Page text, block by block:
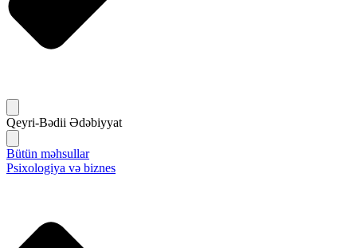
Qeyri-Bədii Ədəbiyyat
Bütün məhsullar
Psixologiya və biznes